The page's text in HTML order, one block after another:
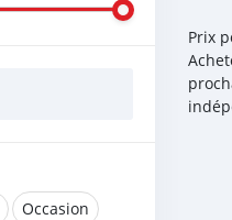
Occasion
Prix